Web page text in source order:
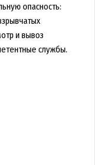
опасность:
и вывоз
службы.